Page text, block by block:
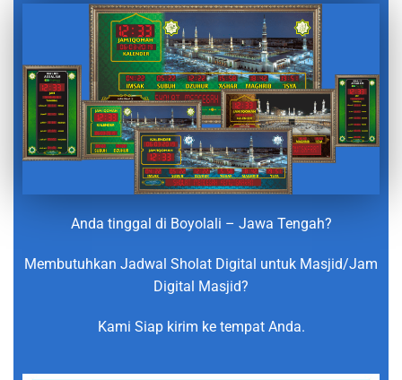
Anda tinggal di Boyolali – Jawa Tengah?
Membutuhkan Jadwal Sholat Digital untuk Masjid/Jam
Digital Masjid?
Kami Siap kirim ke tempat Anda.